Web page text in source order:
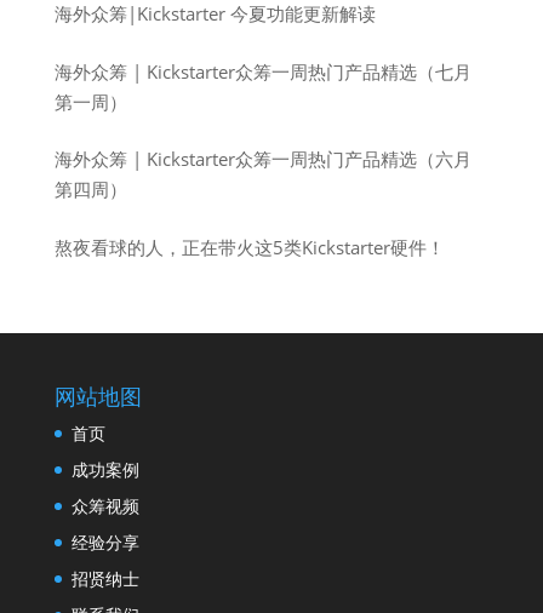
海外众筹|Kickstarter 今夏功能更新解读
海外众筹 | Kickstarter众筹一周热门产品精选（七月
第一周）
海外众筹 | Kickstarter众筹一周热门产品精选（六月
第四周）
熬夜看球的人，正在带火这5类Kickstarter硬件！
网站地图
首页
成功案例
众筹视频
经验分享
招贤纳士